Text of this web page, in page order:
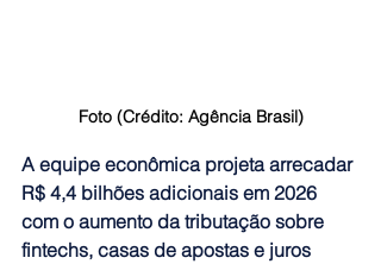
Foto (Crédito: Agência Brasil)
A equipe econômica projeta arrecadar
R$ 4,4 bilhões adicionais em 2026
com o aumento da tributação sobre
fintechs, casas de apostas e juros